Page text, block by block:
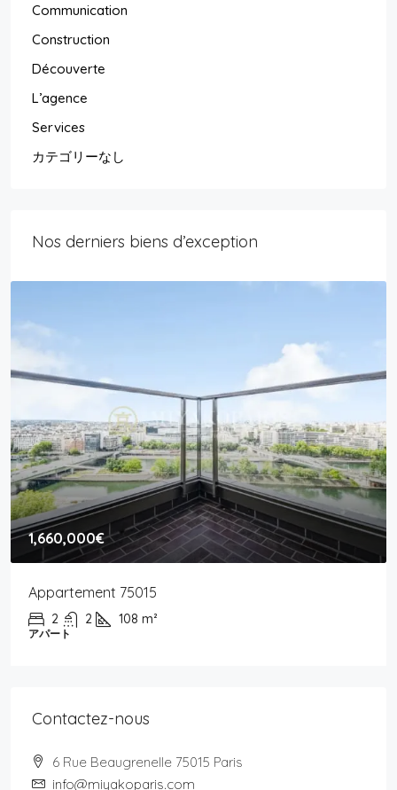
Communication
Construction
Découverte
L’agence
Services
カテゴリーなし
Nos derniers biens d’exception
1,660,000€
Appartement 75015
2 2 108 m²
アパート
Contactez-nous
6 Rue Beaugrenelle 75015 Paris
info@miyakoparis.com